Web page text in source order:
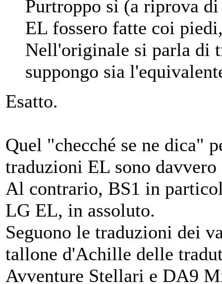
Purtroppo sì (a riprova
EL fossero fatte coi
Nell'originale si parla di
suppongo sia
Esatto.
Quel "checché se ne dica"
traduzioni EL sono
Al contrario, BS1 in
LG EL, in assoluto.
Seguono le traduzioni dei
tallone d'Achille delle
Avventure Stellari e DA9